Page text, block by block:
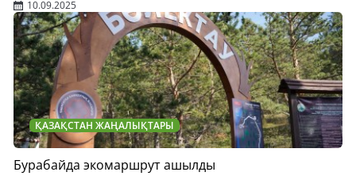
10.09.2025
ҚАЗАҚСТАН ЖАҢАЛЫҚТАРЫ
Бурабайда экомаршрут ашылды